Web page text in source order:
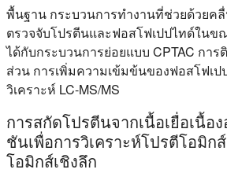
พื้นฐาน กระบวนการทำงานที่ช่วยด้วยคลื่
ตรวจจับโปรตีนและฟอสโฟเปปไทด์ในข
ได้กับกระบวนการย่อยแบบ CPTAC การ
ส่วน การเพิ่มความเข้มข้นของฟอสโฟเป
วิเคราะห์ LC-MS/MS
การสกัดโปรตีนจากเนื้อเยื่อเนื้อ
ชันเพื่อการวิเคราะห์โปรตีโอมิ
โอมิกส์เชิงลึก